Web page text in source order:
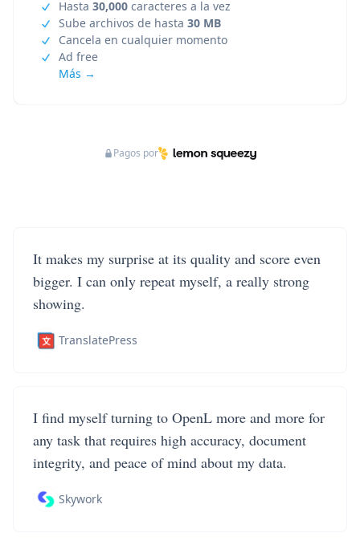
Hasta 30,000 caracteres a la vez
Sube archivos de hasta 30 MB
Cancela en cualquier momento
Ad free
Más →
Pagos por
It makes my surprise at its quality and score even
bigger. I can only repeat myself, a really strong
showing.
TranslatePress
I find myself turning to OpenL more and more for
any task that requires high accuracy, document
integrity, and peace of mind about my data.
Skywork